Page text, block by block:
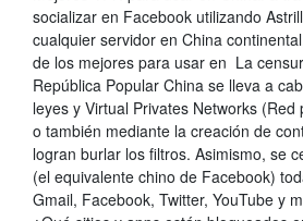
socializar en Facebook utilizando
cualquier servidor en China
de los mejores para usar en La
República Popular China se lleva a
leyes y Virtual Privates Networks​ (Red
o también mediante la creación de
logran burlar los filtros. Asimismo, se
(el equivalente chino de Facebook)
Gmail, Facebook, Twitter, YouTube y